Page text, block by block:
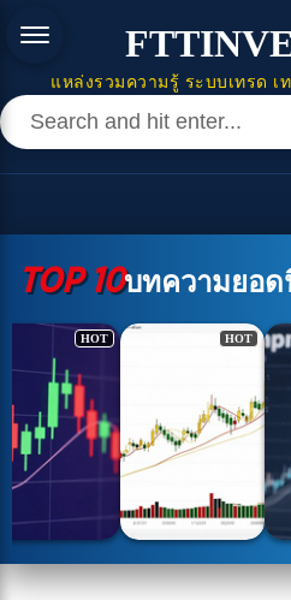
แหล่งรวมความรู้ ระบบเทรด
TOP 10บทความยอด
HOT HOT